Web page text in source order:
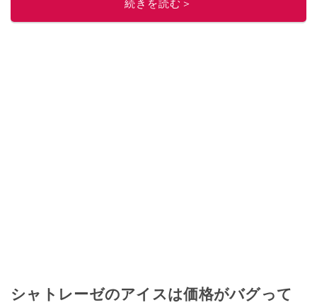
続きを読む＞
シャトレーゼのアイスは価格がバグって